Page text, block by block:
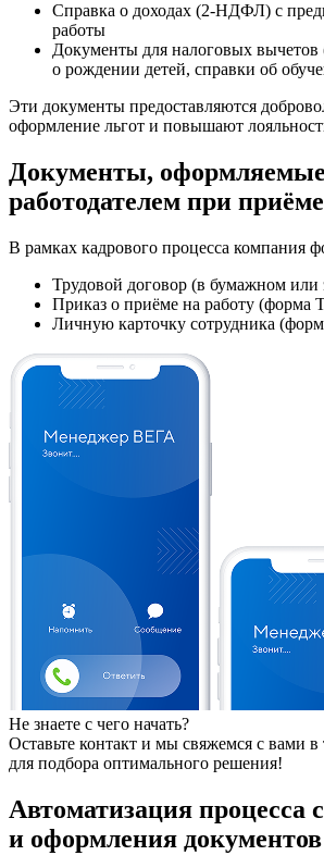
Справка о доходах (2-НДФЛ) с
работы
Документы для налоговых вычетов
о рождении детей, справки об
Эти документы предоставляются
оформление льгот и повышают
Документы, оформляемые
работодателем при
В рамках кадрового процесса компания
Трудовой договор (в бумажном или
Приказ о приёме на работу (форма
Личную карточку сотрудника
Не знаете с чего начать?
Оставьте контакт и мы свяжемся с вами
для подбора оптимального решения!
Автоматизация процесса
и оформления